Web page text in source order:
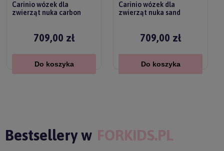
Carinio wózek dla
zwierząt nuka carbon
709,00 zł
Do koszyka
Carinio wózek dla
zwierząt nuka sand
709,00 zł
Do koszyka
Bestsellery w FORKIDS.PL